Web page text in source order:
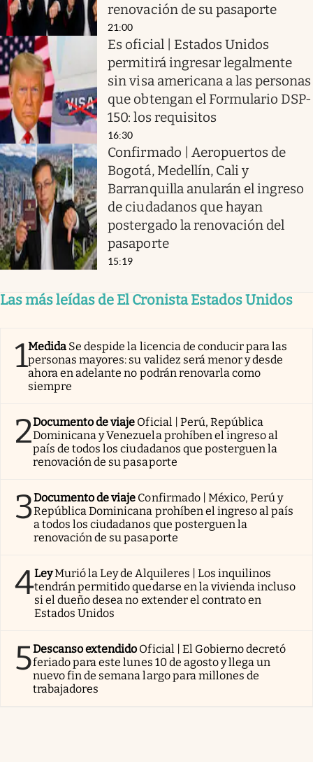
renovación de su pasaporte
21:00
Es oficial | Estados Unidos
permitirá ingresar legalmente
sin visa americana a las personas
que obtengan el Formulario DSP-
150: los requisitos
16:30
Confirmado | Aeropuertos de
Bogotá, Medellín, Cali y
Barranquilla anularán el ingreso
de ciudadanos que hayan
postergado la renovación del
pasaporte
15:19
Las más leídas de El Cronista Estados Unidos
1Medida Se despide la licencia de conducir para las
personas mayores: su validez será menor y desde
ahora en adelante no podrán renovarla como
siempre
2Documento de viaje Oficial | Perú, República
Dominicana y Venezuela prohíben el ingreso al
país de todos los ciudadanos que posterguen la
renovación de su pasaporte
3Documento de viaje Confirmado | México, Perú y
República Dominicana prohíben el ingreso al país
a todos los ciudadanos que posterguen la
renovación de su pasaporte
4LeyMurió la Ley de Alquileres | Los inquilinos
tendrán permitido quedarse en la vivienda incluso
si el dueño desea no extender el contrato en
Estados Unidos
5Descanso extendido Oficial | El Gobierno decretó
feriado para este lunes 10 de agosto y llega un
nuevo fin de semana largo para millones de
trabajadores